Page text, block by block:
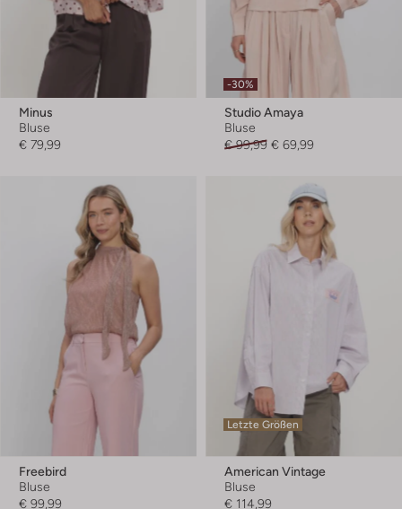
Minus
Bluse
€ 79,99
-30%
Studio Amaya
Bluse
€ 99,99 € 69,99
Freebird
Bluse
€ 99,99
Letzte Größen
American Vintage
Bluse
€ 114,99